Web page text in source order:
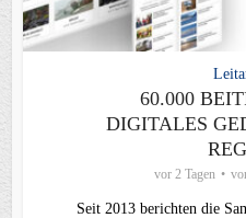
60.000
DIGITALES
vor 2 Tagen
Seit 2013 berichten die